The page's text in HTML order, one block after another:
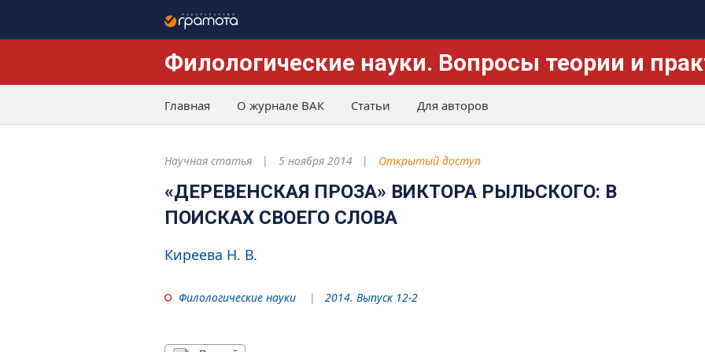
Филологические науки. Вопросы теории и
Главная О журнале ВАК Статьи Для авторов
Научная статья 5 ноября 2014 Открытый доступ
«ДЕРЕВЕНСКАЯ ПРОЗА» ВИКТОРА РЫЛЬСКОГО: В
ПОИСКАХ СВОЕГО СЛОВА
Киреева Н. В.
Филологические науки 2014. Выпуск 12-2